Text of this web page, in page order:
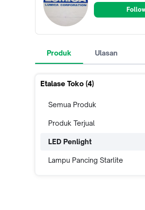
Produk Ulasan
Etalase Toko (4)
Semua Produk
Produk Terjual
LED Penlight
Lampu Pancing Starlite